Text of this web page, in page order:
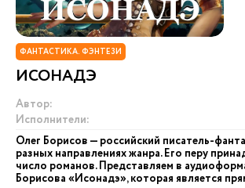
ФАНТАСТИКА. ФЭНТЕЗИ
ИСОНАДЭ
Автор:
Исполнители:
Олег Борисов — российский писатель-
разных направлениях жанра. Его перу
число романов. Представляем в
Борисова «Исонадэ», которая является